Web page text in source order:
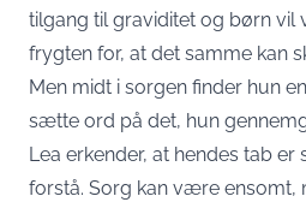
tilgang til graviditet og børn
frygten for, at det samme kan
Men midt i sorgen finder hun
sætte ord på det, hun
Lea erkender, at hendes tab
forstå. Sorg kan være ensomt,